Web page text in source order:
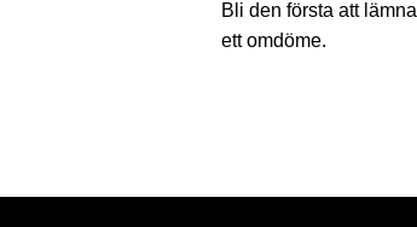
Bli den första att lämna
ett omdöme.